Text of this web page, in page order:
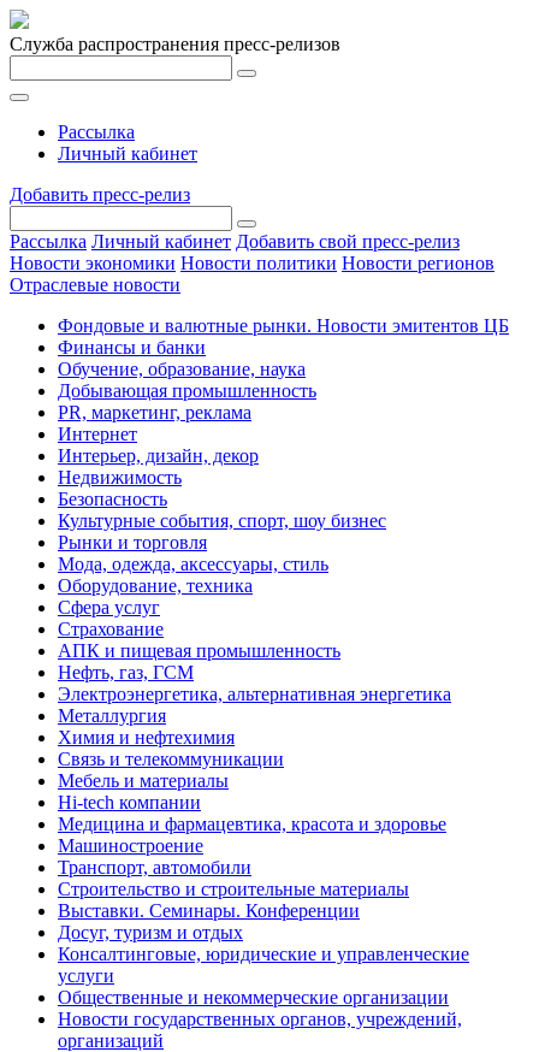
Служба распространения пресс-релизов
Рассылка
Личный кабинет
Добавить пресс-релиз
Рассылка Личный кабинет Добавить свой пресс-релиз
Новости экономики Новости политики Новости регионов
Отраслевые новости
Фондовые и валютные рынки. Новости эмитентов ЦБ
Финансы и банки
Обучение, образование, наука
Добывающая промышленность
PR, маркетинг, реклама
Интернет
Интерьер, дизайн, декор
Недвижимость
Безопасность
Культурные события, спорт, шоу бизнес
Рынки и торговля
Мода, одежда, аксессуары, стиль
Оборудование, техника
Сфера услуг
Страхование
АПК и пищевая промышленность
Нефть, газ, ГСМ
Электроэнергетика, альтернативная энергетика
Металлургия
Химия и нефтехимия
Связь и телекоммуникации
Мебель и материалы
Hi-tech компании
Медицина и фармацевтика, красота и здоровье
Машиностроение
Транспорт, автомобили
Строительство и строительные материалы
Выставки. Семинары. Конференции
Досуг, туризм и отдых
Консалтинговые, юридические и управленческие
услуги
Общественные и некоммерческие организации
Новости государственных органов, учреждений,
организаций